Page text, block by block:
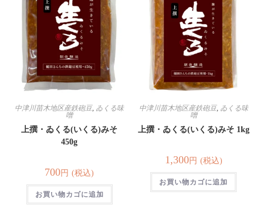
中津川苗木地区産鉄砲豆, ゐくる味
噌
上撰・ゐくる(いくる)みそ
450g
700円 (税込)
お買い物カゴに追加
中津川苗木地区産鉄砲豆, ゐくる味
噌
上撰・ゐくる(いくる)みそ 1kg
1,300円 (税込)
お買い物カゴに追加